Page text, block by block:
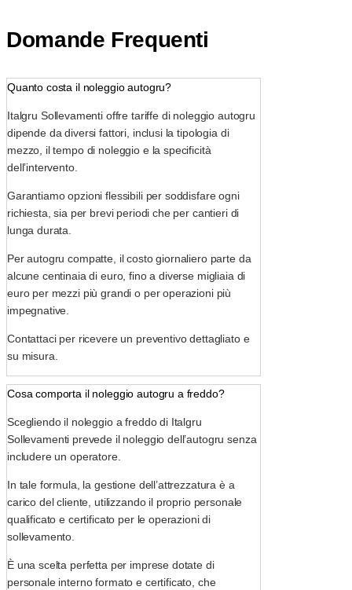
Domande Frequenti
Quanto costa il noleggio autogru?
Italgru Sollevamenti offre tariffe di noleggio autogru
dipende da diversi fattori, inclusi la tipologia di
mezzo, il tempo di noleggio e la specificità
dell’intervento.
Garantiamo opzioni flessibili per soddisfare ogni
richiesta, sia per brevi periodi che per cantieri di
lunga durata.
Per autogru compatte, il costo giornaliero parte da
alcune centinaia di euro, fino a diverse migliaia di
euro per mezzi più grandi o per operazioni più
impegnative.
Contattaci per ricevere un preventivo dettagliato e
su misura.
Cosa comporta il noleggio autogru a freddo?
Scegliendo il noleggio a freddo di Italgru
Sollevamenti prevede il noleggio dell’autogru senza
includere un operatore.
In tale formula, la gestione dell’attrezzatura è a
carico del cliente, utilizzando il proprio personale
qualificato e certificato per le operazioni di
sollevamento.
È una scelta perfetta per imprese dotate di
personale interno formato e certificato, che